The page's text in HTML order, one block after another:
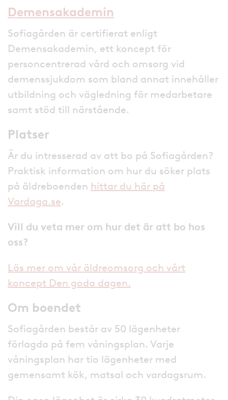
Demensakademin
Sofiagården är certifierat enligt
Demensakademin, ett koncept för
personcentrerad vård och omsorg vid
demenssjukdom som bland annat innehåller
utbildning och vägledning för medarbetare
samt stöd till närstående.
Platser
Är du intresserad av att bo på Sofiagården?
Praktisk information om hur du söker plats
på äldreboenden hittar du här på
Vardaga.se.
Vill du veta mer om hur det är att bo hos
oss?
Läs mer om vår äldreomsorg och vårt
koncept Den goda dagen.
Om boendet
Sofiagården består av 50 lägenheter
förlagda på fem våningsplan. Varje
våningsplan har tio lägenheter med
gemensamt kök, matsal och vardagsrum.